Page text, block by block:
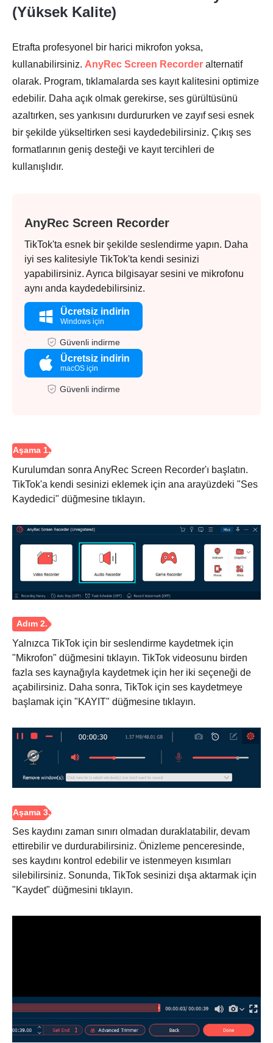
Adım 4.
Adım 6.
(Yüksek Kalite)
Etrafta profesyonel bir harici mikrofon yoksa,
kullanabilirsiniz. AnyRec Screen Recorder alternatif
olarak. Program, tıklamalarda ses kayıt kalitesini optimize
edebilir. Daha açık olmak gerekirse, ses gürültüsünü
azaltırken, ses yankısını durdururken ve zayıf sesi esnek
bir şekilde yükseltirken sesi kaydedebilirsiniz. Çıkış ses
formatlarının geniş desteği ve kayıt tercihleri de
kullanışlıdır.
AnyRec Screen Recorder
TikTok'ta esnek bir şekilde seslendirme yapın. Daha
iyi ses kalitesiyle TikTok'ta kendi sesinizi
yapabilirsiniz. Ayrıca bilgisayar sesini ve mikrofonu
aynı anda kaydedebilirsiniz.
Ücretsiz indirin
Windows için
Güvenli indirme
Ücretsiz indirin
macOS için
Güvenli indirme
Kurulumdan sonra AnyRec Screen Recorder'ı başlatın.
TikTok'a kendi sesinizi eklemek için ana arayüzdeki "Ses
Kaydedici" düğmesine tıklayın.
Yalnızca TikTok için bir seslendirme kaydetmek için
"Mikrofon" düğmesini tıklayın. TikTok videosunu birden
fazla ses kaynağıyla kaydetmek için her iki seçeneği de
açabilirsiniz. Daha sonra, TikTok için ses kaydetmeye
başlamak için "KAYIT" düğmesine tıklayın.
Ses kaydını zaman sınırı olmadan duraklatabilir, devam
ettirebilir ve durdurabilirsiniz. Önizleme penceresinde,
ses kaydını kontrol edebilir ve istenmeyen kısımları
silebilirsiniz. Sonunda, TikTok sesinizi dışa aktarmak için
"Kaydet" düğmesini tıklayın.